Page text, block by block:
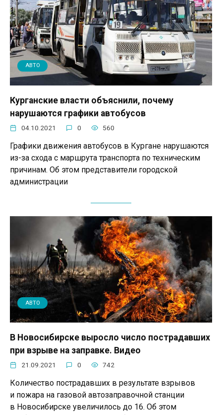
АВТО
Курганские власти объяснили, почему
нарушаются графики автобусов
04.10.2021 0 560
Графики движения автобусов в Кургане нарушаются
из-за схода с маршрута транспорта по техническим
причинам. Об этом представители городской
администрации
АВТО
В Новосибирске выросло число пострадавших
при взрыве на заправке. Видео
21.09.2021 0 742
Количество пострадавших в результате взрывов
и пожара на газовой автозаправочной станции
в Новосибирске увеличилось до 16. Об этом